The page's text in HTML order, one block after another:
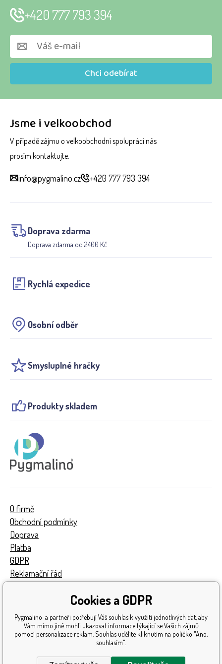
Jsme i velkoobchod
V případě zájmu o velkoobchodní spolupráci nás
prosím kontaktujte.
info@pygmalino.cz +420 777 793 394
Doprava zdarma
Doprava zdarma od 2400 Kč
Rychlá expedice
Osobní odběr
Smysluplné hračky
Produkty skladem
Chci odebírat
+420 777 793 394
O firmě
Obchodní podmínky
Doprava
Platba
GDPR
Reklamační řád
Získaná ocenění
Katalog hraček
Mapa stránek
Cookies a GDPR
Pygmalino a partneři potřebují Váš souhlas k využití jednotlivých dat, aby
Vám mimo jiné mohli ukazovat informace týkající se Vašich zájmů
pomocí personalizace reklam. Souhlas udělíte kliknutím na políčko "Ano,
souhlasím".